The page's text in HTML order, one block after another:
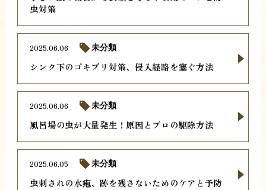
虫対策
シンク下のゴキブリ対策、侵入経路を塞ぐ方法
2025.06.06 未分類
風呂場の虫が大量発生！原因とプロの駆除方法
2025.06.06 未分類
虫刺されの水疱、跡を残さないためのケアと予防
2025.06.05 未分類